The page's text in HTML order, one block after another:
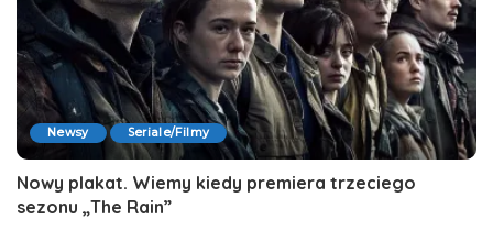
Newsy Seriale/Filmy
Nowy plakat. Wiemy kiedy premiera trzeciego
sezonu „The Rain”